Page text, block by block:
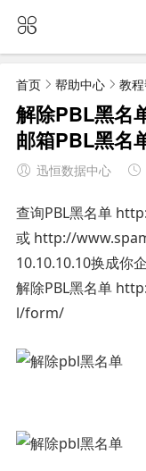
首页 帮助中心 教
解除PBL黑名
邮箱PBL黑名
迅恒数据中心
查询PBL黑名单
或 http://
10.10.10.10换成你
解除PBL黑名单
l/form/